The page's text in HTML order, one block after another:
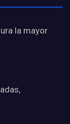
la mayor